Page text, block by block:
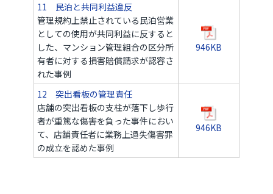
11 民泊と共同利益違反
管理規約上禁止されている民泊営業
としての使用が共同利益に反すると
した、マンション管理組合の区分所
有者に対する損害賠償請求が認容さ
れた事例
946KB
12 突出看板の管理責任
店舗の突出看板の支柱が落下し歩行
者が重篤な傷害を負った事件におい
て、店舗責任者に業務上過失傷害罪
の成立を認めた事例
946KB